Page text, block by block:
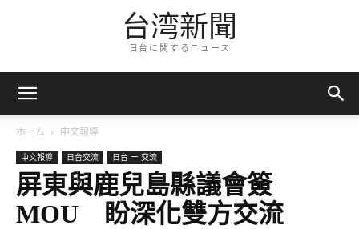
台湾新聞
日台に関するニュース
ホーム 中文報導
中文報導 日台交流 日台 ー 交流
屏東與鹿兒島縣議會簽
MOU 盼深化雙方交流